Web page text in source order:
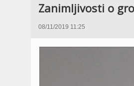
Zanimljivosti o
08/11/2019 11:25